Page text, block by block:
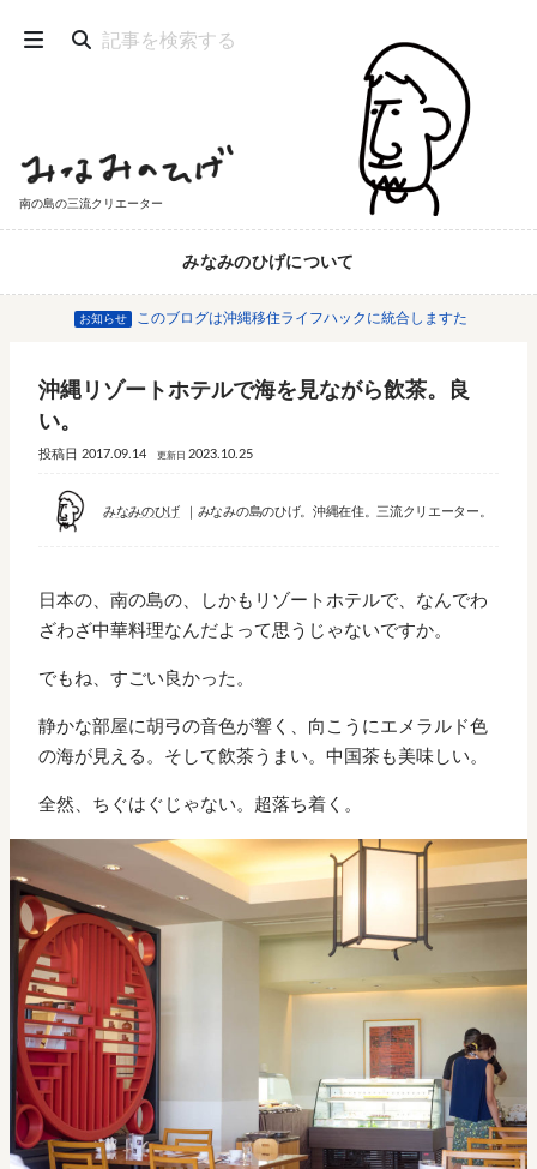
南の島の三流クリエーター
みなみのひげについて
お知らせ このブログは沖縄移住ライフハックに統合しますた
沖縄リゾートホテルで海を見ながら飲茶。良
い。
投稿日 2017.09.14 更新日 2023.10.25
みなみのひげ みなみの島のひげ。沖縄在住。三流クリエーター。
日本の、南の島の、しかもリゾートホテルで、なんでわ
ざわざ中華料理なんだよって思うじゃないですか。
でもね、すごい良かった。
静かな部屋に胡弓の音色が響く、向こうにエメラルド色
の海が見える。そして飲茶うまい。中国茶も美味しい。
全然、ちぐはぐじゃない。超落ち着く。